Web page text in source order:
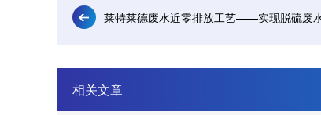
相关文章